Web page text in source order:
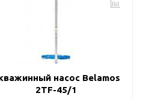
насос Belamos
2TF-45/1